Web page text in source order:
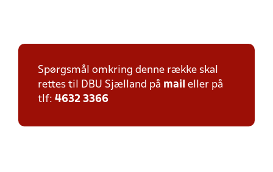
Spørgsmål omkring denne række skal
rettes til DBU Sjælland på mail eller på
tlf: 4632 3366